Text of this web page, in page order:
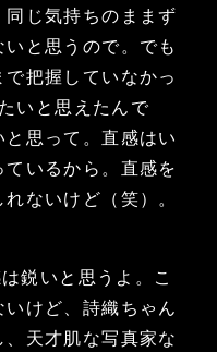
じ気持ちのままず
と思うので。でも
把握していなかっ
いと思えたんで
思って。直感はい
いるから。直感を
ないけど（笑）。
鋭いと思うよ。こ
けど、詩織ちゃん
天才肌な写真家な